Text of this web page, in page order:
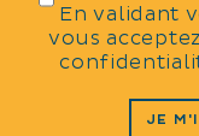
En validant
vous
JE